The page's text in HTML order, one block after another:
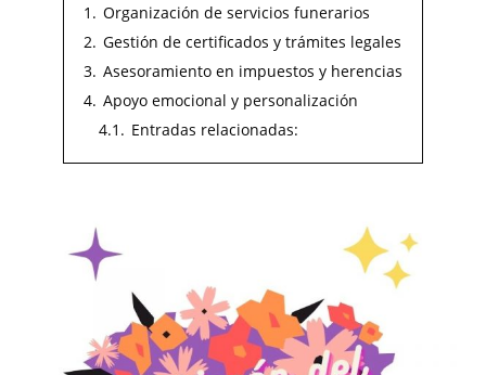
1. Organización de servicios funerarios
2. Gestión de certificados y trámites legales
3. Asesoramiento en impuestos y herencias
4. Apoyo emocional y personalización
4.1. Entradas relacionadas: